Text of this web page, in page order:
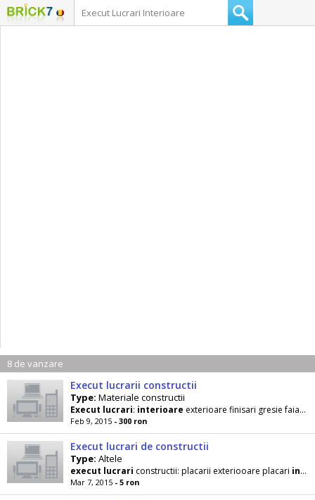
8 de vanzare
Execut lucrarii constructii
Type: Materiale constructii
Execut lucrari: interioare exterioare finisari gresie faianta parchet rigips varuit placari
Feb 9, 2015 - 300 ron
Execut lucrari de constructii
Type: Altele
execut lucrari constructii: placarii exteriooare placari interioare
Mar 7, 2015 - 5 ron